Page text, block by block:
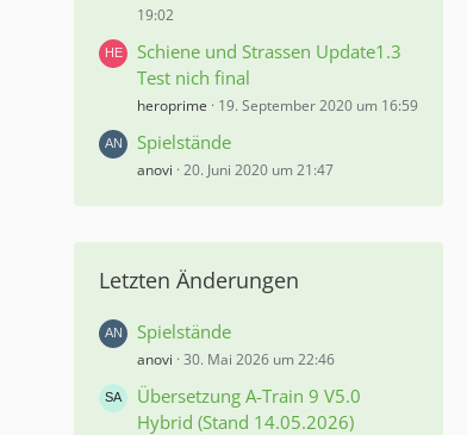
19:02
Schiene und Strassen Update1.3
Test nich final
heroprime 19. September 2020 um 16:59
Spielstände
anovi 20. Juni 2020 um 21:47
Letzten Änderungen
Spielstände
anovi 30. Mai 2026 um 22:46
Übersetzung A-Train 9 V5.0
Hybrid (Stand 14.05.2026)